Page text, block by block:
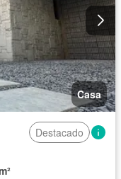
Casa
Destacado